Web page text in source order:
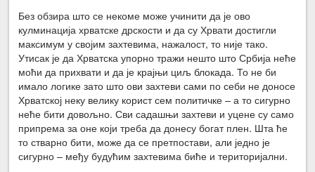
Без обзира што се некоме може учинити да је ово
кулминација хрватске дрскости и да су Хрвати достигли
максимум у својим захтевима, нажалост, то није тако.
Утисак је да Хрватска упорно тражи нешто што Србија неће
моћи да прихвати и да је крајњи циљ блокада. То не би
имало логике зато што ови захтеви сами по себи не доносе
Хрватској неку велику корист сем политичке – а то сигурно
неће бити довољно. Сви садашњи захтеви и уцене су само
припрема за оне који треба да донесу богат плен. Шта ће
то стварно бити, може да се претпостави, али једно је
сигурно – међу будућим захтевима биће и територијални.